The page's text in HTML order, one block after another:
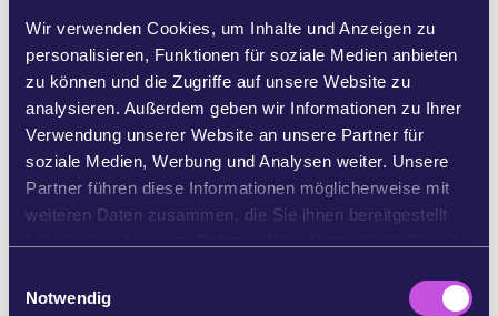
Wir verwenden Cookies, um Inhalte und Anzeigen zu
personalisieren, Funktionen für soziale Medien anbieten
zu können und die Zugriffe auf unsere Website zu
analysieren. Außerdem geben wir Informationen zu Ihrer
Verwendung unserer Website an unsere Partner für
soziale Medien, Werbung und Analysen weiter. Unsere
Partner führen diese Informationen möglicherweise mit
weiteren Daten zusammen, die Sie ihnen bereitgestellt
Notwendig
und Gliedmaßen werden verloren gehen.
Wir haben noch Zeit, den Vertrag und die
Menschenleben, die auf dem Spiel stehen, zu
retten - wenn wir JETZT handeln.
Die EU-Länder müssen fest hinter dem
Landminenverbot stehen. Wenn eine Handvoll
Länder ohne Konsequenzen aussteigt, könnte das
gesamte Verbot ins Wanken geraten - nicht nur in